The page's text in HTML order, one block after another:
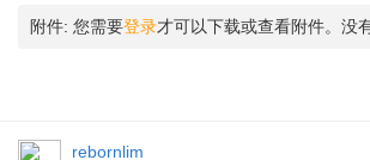
附件: 您需要登录才可以下载或查看附件。没
rebornlim